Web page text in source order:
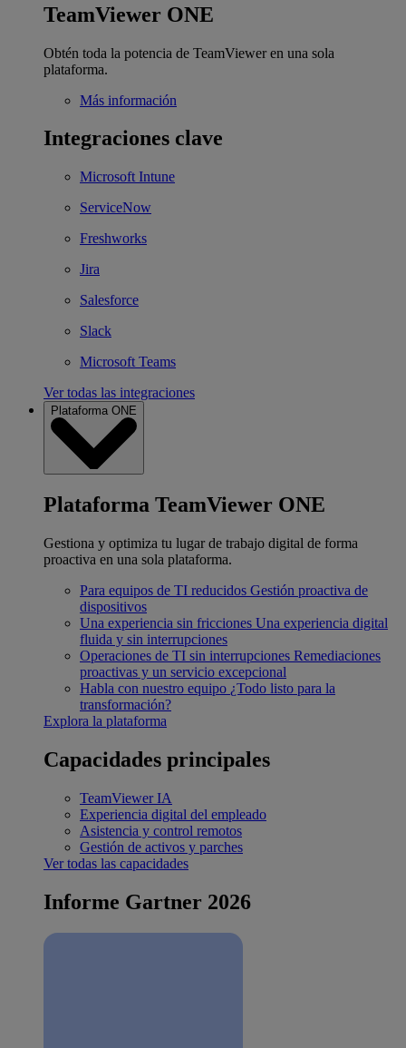
TeamViewer ONE
Obtén toda la potencia de TeamViewer en una sola
plataforma.
Más información
Integraciones clave
Microsoft Intune
ServiceNow
Freshworks
Jira
Salesforce
Slack
Microsoft Teams
Ver todas las integraciones
Plataforma ONE
Plataforma TeamViewer ONE
Gestiona y optimiza tu lugar de trabajo digital de forma
proactiva en una sola plataforma.
Para equipos de TI reducidos Gestión proactiva de
dispositivos
Una experiencia sin fricciones Una experiencia digital
fluida y sin interrupciones
Operaciones de TI sin interrupciones Remediaciones
proactivas y un servicio excepcional
Habla con nuestro equipo ¿Todo listo para la
transformación?
Explora la plataforma
Capacidades principales
TeamViewer IA
Experiencia digital del empleado
Asistencia y control remotos
Gestión de activos y parches
Ver todas las capacidades
Informe Gartner 2026